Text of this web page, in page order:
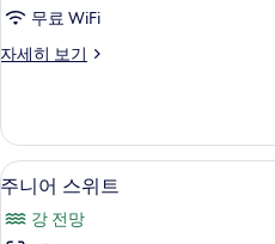
모
보
기
무료 WiFi
자세히 보기
더
전
망
자
세
히
주
니
어
7
주니어 스위트
강 전망